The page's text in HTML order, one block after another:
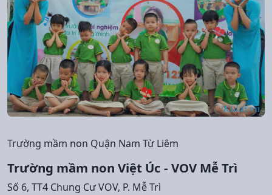
Trường mầm non Quận Nam Từ Liêm
Trường mầm non Việt Úc - VOV Mễ Trì
Số 6, TT4 Chung Cư VOV, P. Mễ Trì